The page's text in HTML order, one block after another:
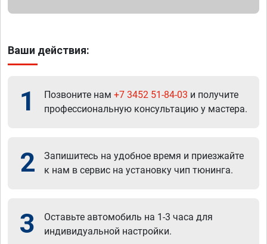
Ваши действия:
1 Позвоните нам +7 3452 51-84-03 и получите
профессиональную консультацию у мастера.
2
Запишитесь на удобное время и приезжайте
к нам в сервис на установку чип тюнинга.
3
Оставьте автомобиль на 1-3 часа для
индивидуальной настройки.